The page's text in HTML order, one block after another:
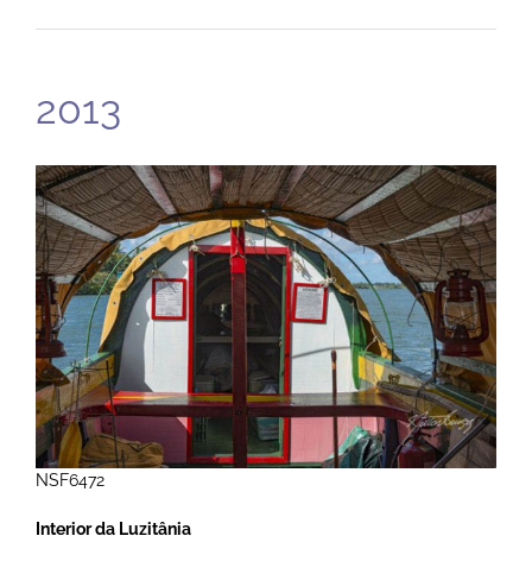
2013
NSF6472
Interior da Luzitânia